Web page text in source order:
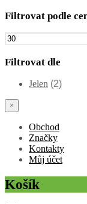
Filtrovat podle
Minimální
cena
Filtrovat dle
Jelen (2)
×
Obchod
Značky
Kontakty
Můj účet
Košík